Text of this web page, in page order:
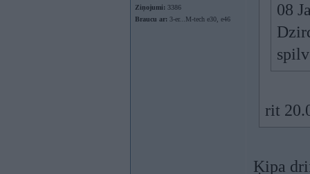
Ziņojumi: 3386
Braucu ar: 3-er...M-tech e30, e46
08
rit
Ķipa